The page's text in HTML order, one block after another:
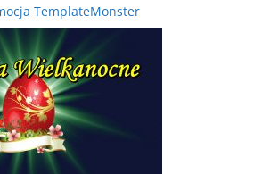
TemplateMonster